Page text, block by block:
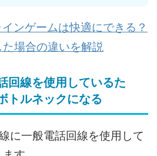
ンゲームは快適にできる？
場合の違いを解説
回線を使用しているた
トルネックになる
に一般電話回線を使用して